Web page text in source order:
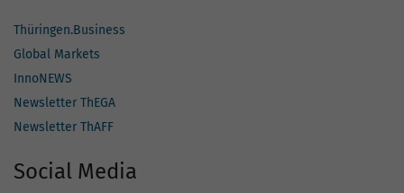
Thüringen.Business
Global Markets
InnoNEWS
Newsletter ThEGA
Newsletter ThAFF
Social Media